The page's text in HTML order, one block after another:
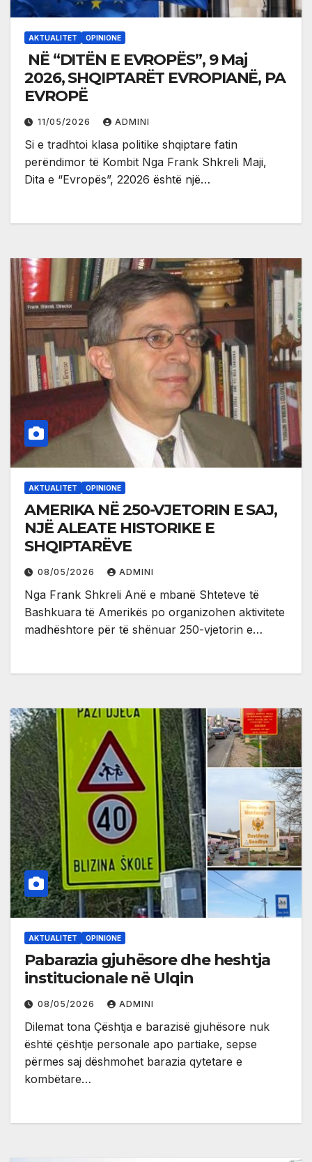
AKTUALITET OPINIONE
NË “DITËN E EVROPËS”, 9 Maj
2026, SHQIPTARËT EVROPIANË, PA
EVROPË
11/05/2026 ADMINI
Si e tradhtoi klasa politike shqiptare fatin
perëndimor të Kombit Nga Frank Shkreli Maji,
Dita e “Evropës”, 22026 është një…
AKTUALITET OPINIONE
AMERIKA NË 250-VJETORIN E SAJ,
NJË ALEATE HISTORIKE E
SHQIPTARËVE
08/05/2026 ADMINI
Nga Frank Shkreli Anë e mbanë Shteteve të
Bashkuara të Amerikës po organizohen aktivitete
madhështore për të shënuar 250-vjetorin e…
AKTUALITET OPINIONE
Pabarazia gjuhësore dhe heshtja
institucionale në Ulqin
08/05/2026 ADMINI
Dilemat tona Çështja e barazisë gjuhësore nuk
është çështje personale apo partiake, sepse
përmes saj dëshmohet barazia qytetare e
kombëtare…